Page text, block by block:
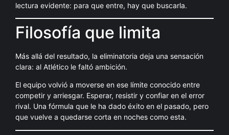
lectura evidente: para que entre, hay que buscarla.
Filosofía que limita
Más allá del resultado, la eliminatoria deja una sensación
clara: al Atlético le faltó ambición.
El equipo volvió a moverse en ese límite conocido entre
competir y arriesgar. Esperar, resistir y confiar en el error
rival. Una fórmula que le ha dado éxito en el pasado, pero
que vuelve a quedarse corta en noches como esta.